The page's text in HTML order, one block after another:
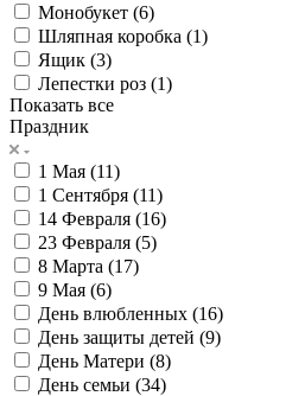
Монобукет (6)
Шляпная коробка (1)
Ящик (3)
Лепестки роз (1)
Показать все
Праздник
1 Мая (11)
1 Сентября (11)
14 Февраля (16)
23 Февраля (5)
8 Марта (17)
9 Мая (6)
День влюбленных (16)
День защиты детей (9)
День Матери (8)
День семьи (34)